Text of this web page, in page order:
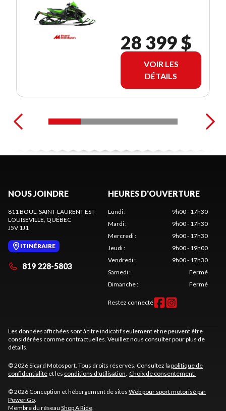
28 399 $
VOIR LES
DÉTAILS
NOUS JOINDRE
811 BOUL. SAINT-LAURENT EST
LOUISEVILLE , QUÉBEC
J5V 1J1
ITINÉRAIRE
819 228-5803
HEURES D'OUVERTURE
Lundi:
9h00 - 17h30
Mardi:
9h00 - 17h30
Mercredi:
9h00 - 17h30
Jeudi:
9h00 - 19h00
Vendredi:
9h00 - 17h30
Samedi:
Fermé
Dimanche: Fermé
Restez connecté
Les données affichées sont à titre indicatif seulement et ne peuvent être
considérées comme contractuelles. Veuillez nous consulter pour plus de
détails.
© 2026 Sicard Motosport. Tous droits réservés. Consultez la politique de
confidentialité et les conditions d'utilisation Choix de consentement.
© 2026 Conception et hébergement de sites Web pour sport motorisé par
Power Go
Membre du réseau Shop A Ride